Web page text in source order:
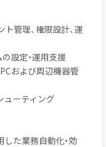
管理、権限設計、運
設定・運用支援
および周辺機器管
ューティング
た業務自動化・効